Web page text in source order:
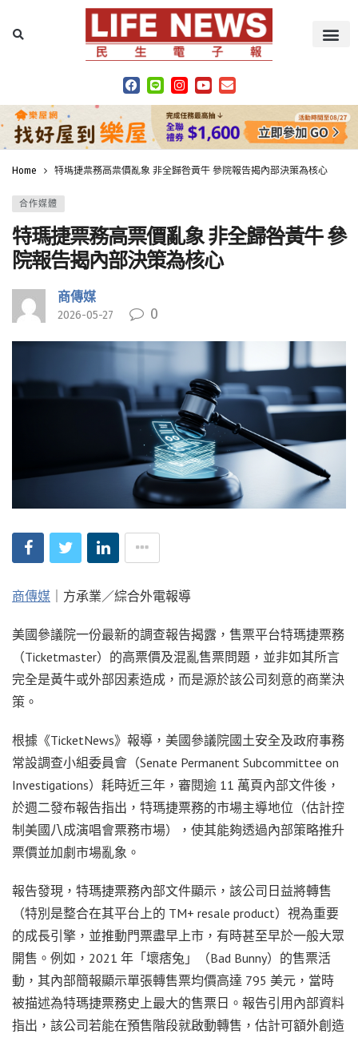
Home 特瑪捷票務高票價亂象 非全歸咎黃牛 參院報告揭內部決策為核心
合作媒體
特瑪捷票務高票價亂象 非全歸咎黃牛 參
院報告揭內部決策為核心
商傳媒
2026-05-27 0
商傳媒 ｜方承業／綜合外電報導
美國參議院一份最新的調查報告揭露，售票平台特瑪捷票務
（Ticketmaster）的高票價及混亂售票問題，並非如其所言
完全是黃牛或外部因素造成，而是源於該公司刻意的商業決
策。
根據《TicketNews》報導，美國參議院國土安全及政府事務
常設調查小組委員會（Senate Permanent Subcommittee on
Investigations）耗時近三年，審閱逾 11 萬頁內部文件後，
於週二發布報告指出，特瑪捷票務的市場主導地位（估計控
制美國八成演唱會票務市場），使其能夠透過內部策略推升
票價並加劇市場亂象。
報告發現，特瑪捷票務內部文件顯示，該公司日益將轉售
（特別是整合在其平台上的 TM+ resale product）視為重要
的成長引擎，並推動門票盡早上市，有時甚至早於一般大眾
開售。例如，2021 年「壞痞兔」（Bad Bunny）的售票活
動，其內部簡報顯示單張轉售票均價高達 795 美元，當時
被描述為特瑪捷票務史上最大的售票日。報告引用內部資料
指出，該公司若能在預售階段就啟動轉售，估計可額外創造